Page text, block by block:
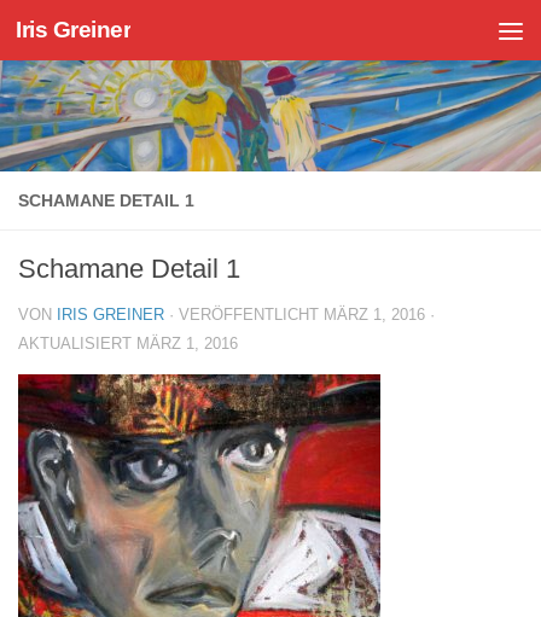
Zum Inhalt springen
Iris Greiner
SCHAMANE DETAIL 1
Schamane Detail 1
VON IRIS GREINER · VERÖFFENTLICHT MÄRZ 1, 2016 ·
AKTUALISIERT MÄRZ 1, 2016